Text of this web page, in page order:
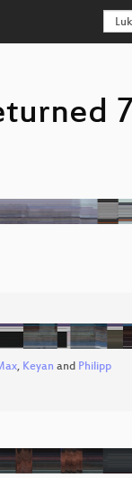
, Keyan and Philipp